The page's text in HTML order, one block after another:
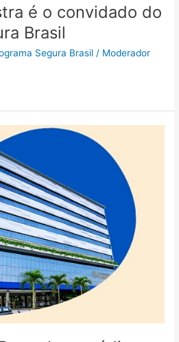
é o convidado do
Brasil
Segura Brasil / Moderador